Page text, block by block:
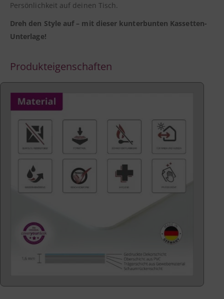
Persönlichkeit auf deinen Tisch.
Dreh den Style auf – mit dieser kunterbunten Kassetten-
Unterlage!
Produkteigenschaften